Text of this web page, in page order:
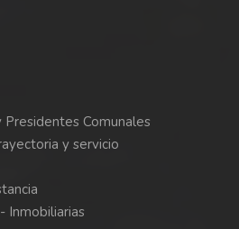
Comunales
y servicio
Inmobiliarias